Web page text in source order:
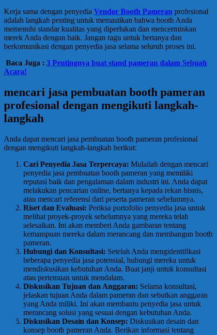
Kerja sama dengan penyedia Vendor Booth Pameran profesional
adalah langkah penting untuk memastikan bahwa booth Anda
memenuhi standar kualitas yang diperlukan dan mencerminkan
merek Anda dengan baik. Jangan ragu untuk bertanya dan
berkomunikasi dengan penyedia jasa selama seluruh proses ini.
Baca Juga : 3 Pentingnya buat stand pameran dalam Sebuah
Acara!
mencari jasa pembuatan booth pameran
profesional dengan mengikuti langkah-
langkah
Anda dapat mencari jasa pembuatan booth pameran profesional
dengan mengikuti langkah-langkah berikut:
Cari Penyedia Jasa Terpercaya: Mulailah dengan mencari
penyedia jasa pembuatan booth pameran yang memiliki
reputasi baik dan pengalaman dalam industri ini. Anda dapat
melakukan pencarian online, bertanya kepada rekan bisnis,
atau mencari referensi dari peserta pameran sebelumnya.
Riset dan Evaluasi: Periksa portofolio penyedia jasa untuk
melihat proyek-proyek sebelumnya yang mereka telah
selesaikan. Ini akan memberi Anda gambaran tentang
kemampuan mereka dalam merancang dan membangun booth
pameran.
Hubungi dan Konsultasi: Setelah Anda mengidentifikasi
beberapa penyedia jasa potensial, hubungi mereka untuk
mendiskusikan kebutuhan Anda. Buat janji untuk konsultasi
atau pertemuan untuk mendalam.
Diskusikan Tujuan dan Anggaran: Selama konsultasi,
jelaskan tujuan Anda dalam pameran dan sebutkan anggaran
yang Anda miliki. Ini akan membantu penyedia jasa untuk
merancang solusi yang sesuai dengan kebutuhan Anda.
Diskusikan Desain dan Konsep: Diskusikan desain dan
konsep booth pameran Anda. Berikan informasi tentang